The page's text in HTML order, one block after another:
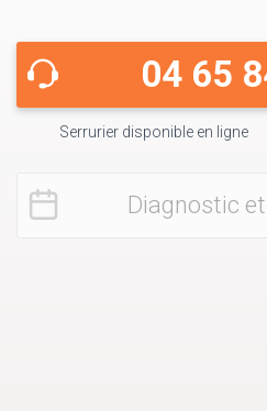
04 65
Serrurier disponible en ligne
Diagnostic